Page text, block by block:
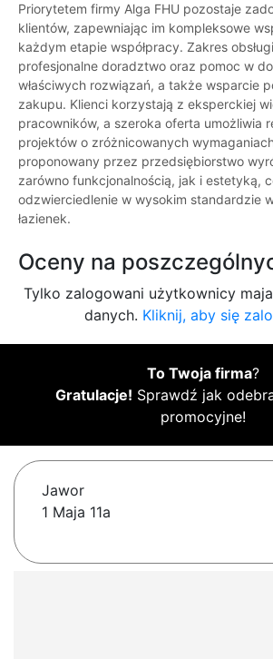
Priorytetem firmy Alga FHU pozostaje
klientów, zapewniając im kompleksowe
każdym etapie współpracy. Zakres
profesjonalne doradztwo oraz pomoc w
właściwych rozwiązań, a także wsparcie
zakupu. Klienci korzystają z eksperckiej
pracowników, a szeroka oferta umożliwia
projektów o zróżnicowanych
proponowany przez przedsiębiorstwo
zarówno funkcjonalnością, jak i estetyką,
odzwierciedlenie w wysokim standardzie
łazienek.
Oceny na
Tylko zalogowani użytkownicy
danych. Kliknij, aby się
To Twoja firma?
Gratulacje! Sprawdź jak
promocyjne!
Jawor
1 Maja 11a